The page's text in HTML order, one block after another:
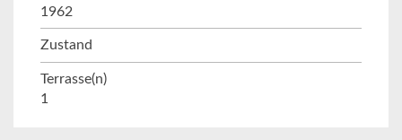
1962
Zustand
Terrasse(n)
1